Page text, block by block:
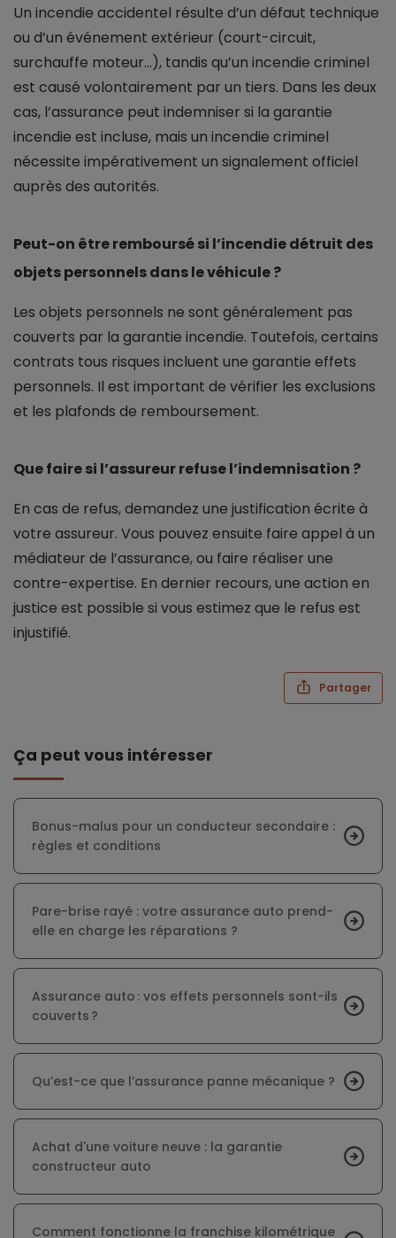
Un incendie accidentel résulte d’un défaut technique
ou d’un événement extérieur (court-circuit,
surchauffe moteur…), tandis qu’un incendie criminel
est causé volontairement par un tiers. Dans les deux
cas, l’assurance peut indemniser si la garantie
incendie est incluse, mais un incendie criminel
nécessite impérativement un signalement officiel
auprès des autorités.
Peut-on être remboursé si l’incendie détruit des
objets personnels dans le véhicule ?
Les objets personnels ne sont généralement pas
couverts par la garantie incendie. Toutefois, certains
contrats tous risques incluent une garantie effets
personnels. Il est important de vérifier les exclusions
et les plafonds de remboursement.
Que faire si l’assureur refuse l’indemnisation ?
En cas de refus, demandez une justification écrite à
votre assureur. Vous pouvez ensuite faire appel à un
médiateur de l’assurance, ou faire réaliser une
contre-expertise. En dernier recours, une action en
justice est possible si vous estimez que le refus est
injustifié.
Partager
Ça peut vous intéresser
Bonus-malus pour un conducteur secondaire :
règles et conditions
Pare-brise rayé : votre assurance auto prend-
elle en charge les réparations ?
Assurance auto : vos effets personnels sont-ils
couverts ?
Qu’est-ce que l’assurance panne mécanique ?
Achat d'une voiture neuve : la garantie
constructeur auto
Comment fonctionne la franchise kilométrique